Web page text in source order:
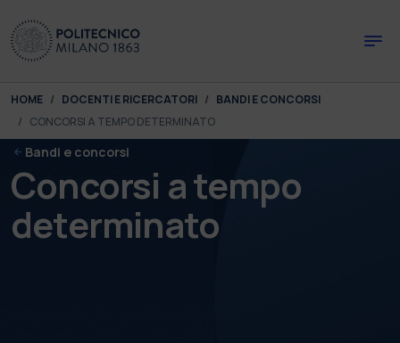
You are here:
HOME DOCENTI E RICERCATORI
BANDI E CONCORSI
CONCORSI A TEMPO DETERMINATO
Bandi e concorsi
Concorsi a tempo
determinato